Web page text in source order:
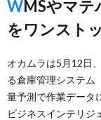
WMSやマテハン機器と円滑に連携、業務
をワンスト
オカムラは5月12日
る倉庫管理システム
量予測で作業データ
ビジネスインテリ